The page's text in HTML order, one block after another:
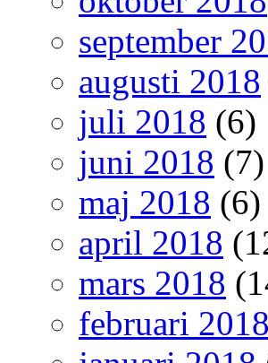
september
augusti 2018
juli 2018 (6)
juni 2018 (7)
maj 2018 (6)
april 2018
mars 2018
februari 2018